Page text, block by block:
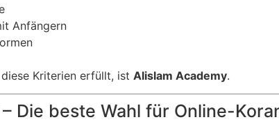
Anfängern
Kriterien erfüllt, ist Alislam Academy.
Die beste Wahl für Online-